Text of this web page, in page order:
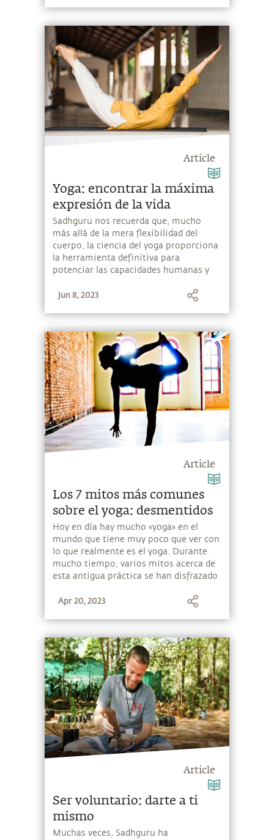
Article
Yoga: encontrar la máxima
expresión de la vida
Sadhguru nos recuerda que, mucho
más allá de la mera flexibilidad del
cuerpo, la ciencia del yoga proporciona
la herramienta definitiva para
potenciar las capacidades humanas y
de la mente.
Jun 8, 2023
Article
Los 7 mitos más comunes
sobre el yoga: desmentidos
Hoy en día hay mucho «yoga» en el
mundo que tiene muy poco que ver con
lo que realmente es el yoga. Durante
mucho tiempo, varios mitos acerca de
esta antigua práctica se han disfrazado
yoga, en palabras del propio Sadhguru.
Apr 20, 2023
Article
Ser voluntario: darte a ti
mismo
Muchas veces, Sadhguru ha